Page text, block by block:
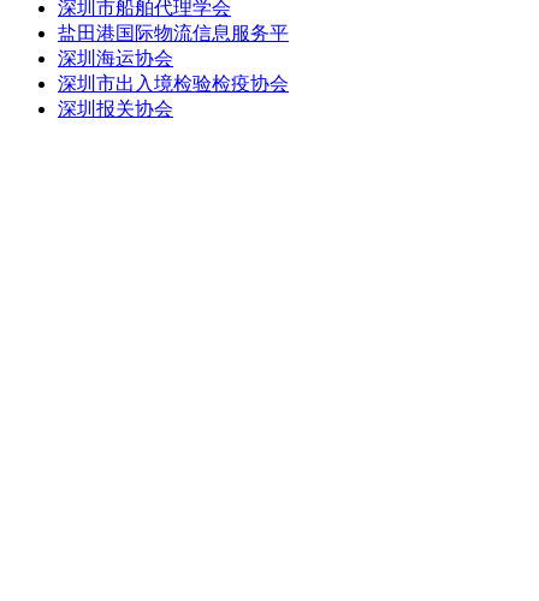
深圳市船舶代理学会
盐田港国际物流信息服务平
深圳海运协会
深圳市出入境检验检疫协会
深圳报关协会